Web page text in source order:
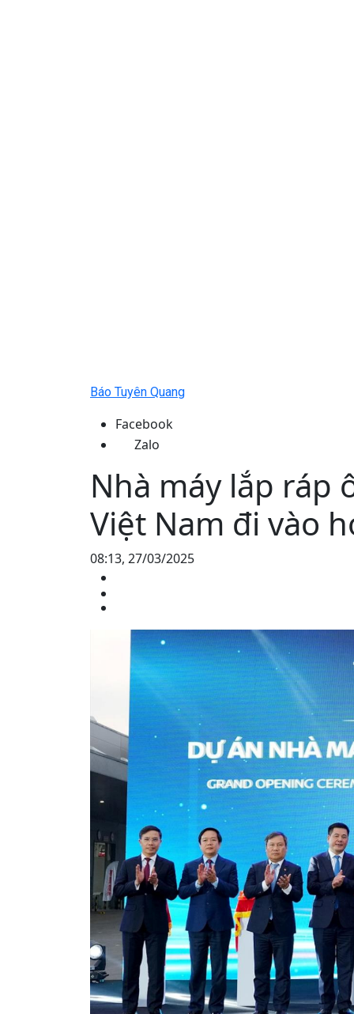
Báo Tuyên Quang
Facebook
Zalo
Nhà máy lắp ráp
Việt Nam đi vào
08:13, 27/03/2025